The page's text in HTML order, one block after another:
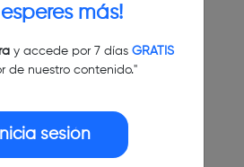
esperes más!
y accede por 7 días GRATIS
de nuestro contenido."
Inicia sesión